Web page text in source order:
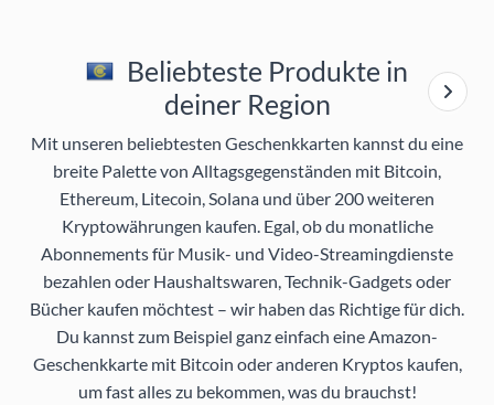
Beliebteste Produkte in
deiner Region
Mit unseren beliebtesten Geschenkkarten kannst du eine
breite Palette von Alltagsgegenständen mit Bitcoin,
Ethereum, Litecoin, Solana und über 200 weiteren
Kryptowährungen kaufen. Egal, ob du monatliche
Abonnements für Musik- und Video-Streamingdienste
bezahlen oder Haushaltswaren, Technik-Gadgets oder
Bücher kaufen möchtest – wir haben das Richtige für dich.
Du kannst zum Beispiel ganz einfach eine Amazon-
Geschenkkarte mit Bitcoin oder anderen Kryptos kaufen,
um fast alles zu bekommen, was du brauchst!